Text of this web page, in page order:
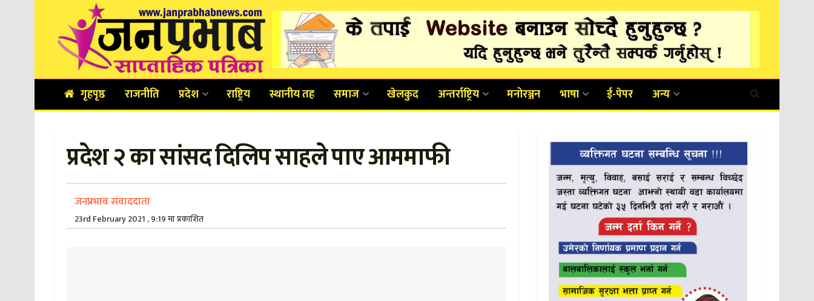
गृहपृष्ठ राजनीति प्रदेश राष्ट्रिय स्थानीय तह समाज खेलकुद अन्तर्राष्ट्रिय मनोरञ्जन भाषा ई-पेपर अन्य
प्रदेश २ का सांसद दिलिप साहले पाए आममाफी
जनप्रभाव संवाददाता
23rd February 2021 , 9:19 मा प्रकाशित